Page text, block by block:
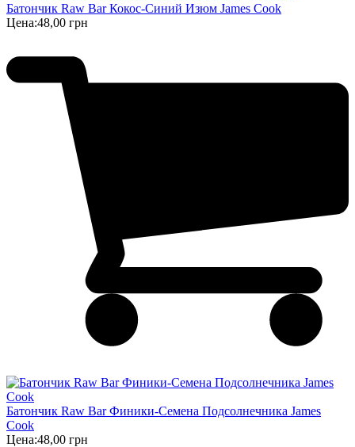
Батончик Raw Bar Кокос-Синий Изюм James Cook
Цена:48,00 грн
Батончик Raw Bar Финики-Семена Подсолнечника James
Cook
Цена:48,00 грн